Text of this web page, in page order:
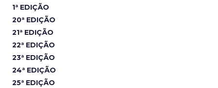
1ª EDIÇÃO
20ª EDIÇÃO
21ª EDIÇÃO
22ª EDIÇÃO
23ª EDIÇÃO
24ª EDIÇÃO
25ª EDIÇÃO